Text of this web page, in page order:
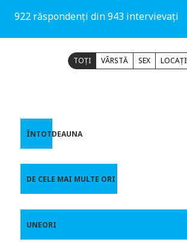
922 răspondenți din 943 intervievați
TOȚI VÂRSTĂ SEX
ÎNTOTDEAUNA
DE CELE MAI MULTE ORI
UNEORI